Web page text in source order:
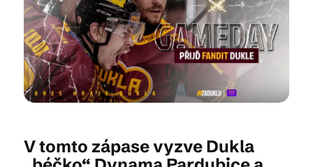
Kam vyrazit
CS EN
V tomto zápase vyzve Dukla